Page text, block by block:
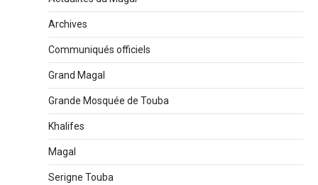
Archives
Communiqués officiels
Grand Magal
Grande Mosquée de Touba
Khalifes
Magal
Serigne Touba